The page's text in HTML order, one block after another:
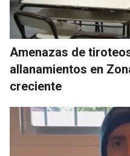
Amenazas de
allanamientos en
creciente